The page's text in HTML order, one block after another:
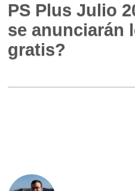
PS Plus Julio
se anunciarán
gratis?